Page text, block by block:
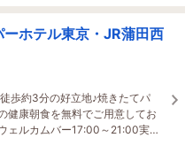
ホテル東京・JR蒲田西
歩約3分の好立地♪焼きたてパ
健康朝食を無料でご用意してお
ェルカムバー17:00～21:00実施